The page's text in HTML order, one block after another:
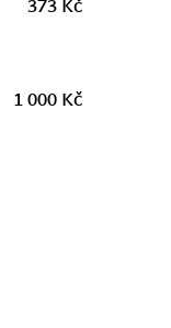
373 Kč
1 000 Kč